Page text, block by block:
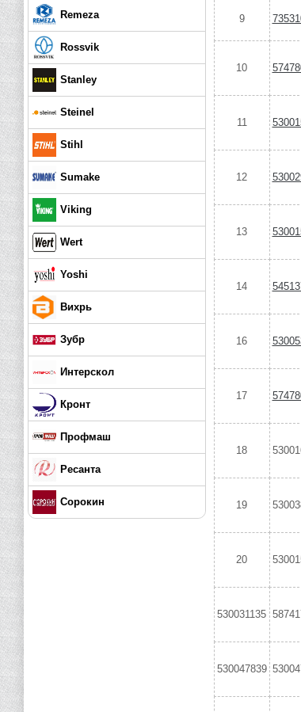
Remeza
Rossvik
Stanley
Steinel
Stihl
Sumake
Viking
Wert
Yoshi
Вихрь
Зубр
Интерскол
Кронт
Профмаш
Ресанта
Сорокин
9
10
11
12
13
14
16
17
18
19
20
530031135
530047839